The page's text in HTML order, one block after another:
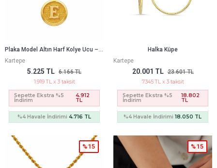
P
Laka Model Altın Harf Kolye Ucu – Kişiye Özel Tasarım (2 × 1,90 Cm – 0,05 Mm)
Kartepe
5.225 TL 6.166 TL
1.919 TL x 3 taksit
Sepette Ekstra %5
İndirim
4.912
TL
%4 Havale İndirimi 4.716 TL
Halka Küpe
Kartepe
20.001 TL 23.601 TL
7.345 TL x 3 taksit
Sepette Ekstra %5
İndirim
18.802
TL
%4 Havale İndirimi18.050 TL
%15 %15